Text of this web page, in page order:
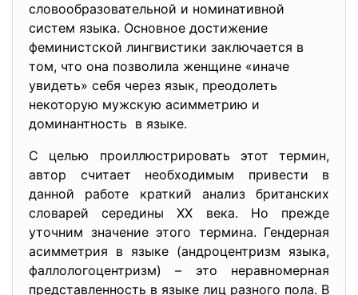
словообразовательной и номинативной
систем языка. Основное достижение
феминистской лингвистики заключается в
том, что она позволила женщине «иначе
увидеть» себя через язык, преодолеть
некоторую мужскую асимметрию и
доминантность в языке.
С целью проиллюстрировать этот термин,
автор считает необходимым привести в
данной работе краткий анализ британских
словарей середины ХХ века. Но прежде
уточним значение этого термина. Гендерная
асимметрия в языке (андроцентризм языка,
фаллологоцентризм) – это неравномерная
представленность в языке лиц разного пола. В